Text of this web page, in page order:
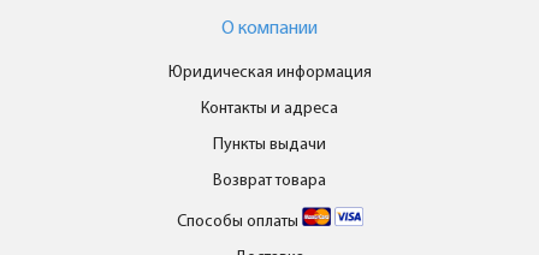
О компании
Юридическая информация
Контакты и адреса
Пункты выдачи
Возврат товара
Способы оплаты